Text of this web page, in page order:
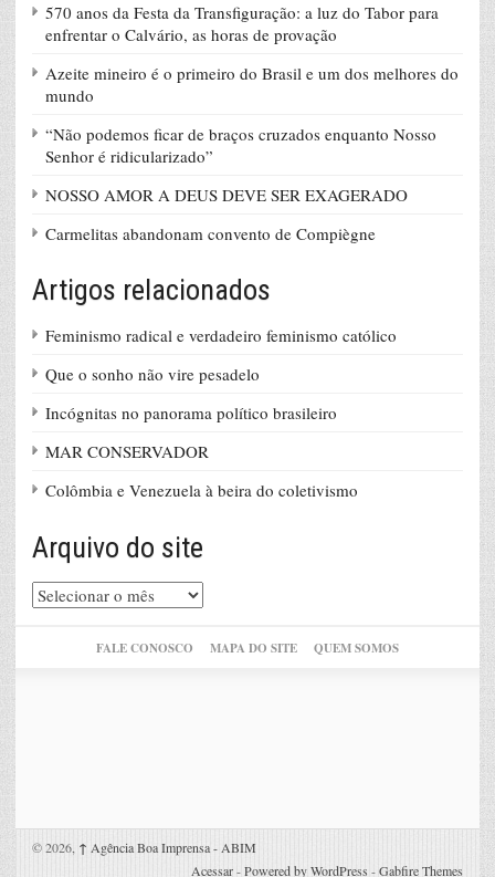
570 anos da Festa da Transfiguração: a luz do Tabor para
enfrentar o Calvário, as horas de provação
Azeite mineiro é o primeiro do Brasil e um dos melhores do
mundo
“Não podemos ficar de braços cruzados enquanto Nosso
Senhor é ridicularizado”
NOSSO AMOR A DEUS DEVE SER EXAGERADO
Carmelitas abandonam convento de Compiègne
Artigos relacionados
Feminismo radical e verdadeiro feminismo católico
Que o sonho não vire pesadelo
Incógnitas no panorama político brasileiro
MAR CONSERVADOR
Colômbia e Venezuela à beira do coletivismo
Arquivo do site
Arquivo
do
FALE CONOSCO MAPA DO SITE QUEM SOMOS
© 2026, ↑ Agência Boa Imprensa - ABIM
Acessar-Powered by WordPress -Gabfire Themes